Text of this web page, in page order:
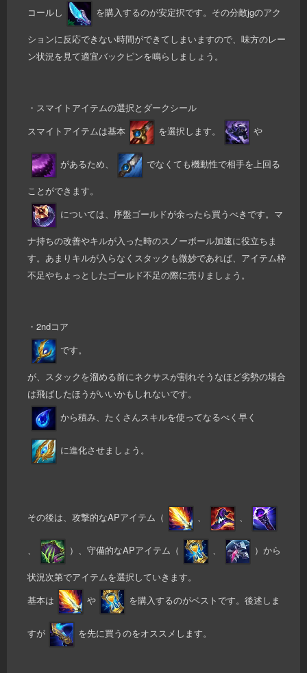
コールし
を購入するのが安定択です。その分敵jgのアク
ションに反応できない時間ができてしまいますので、味方のレー
ン状況を見て適宜バックピンを鳴らしましょう。
・スマイトアイテムの選択とダークシール
スマイトアイテムは基本
を選択します。 や
があるため、 でなくても機動性で相手を上回る
ことができます。
については、序盤ゴールドが余ったら買うべきです。マ
ナ持ちの改善やキルが入った時のスノーボール加速に役立ちま
す。あまりキルが入らなくスタックも微妙であれば、アイテム枠
不足やちょっとしたゴールド不足の際に売りましょう。
・2ndコア
です。
が、スタックを溜める前にネクサスが割れそうなほど劣勢の場合
は飛ばしたほうがいいかもしれないです。
から積み、たくさんスキルを使ってなるべく早く
に進化させましょう。
その後は、攻撃的なAPアイテム（ 、 、
、 ）、守備的なAPアイテム（ 、 ）から
状況次第でアイテムを選択していきます。
基本は
や を購入するのがベストです。後述しま
すが を先に買うのをオススメします。